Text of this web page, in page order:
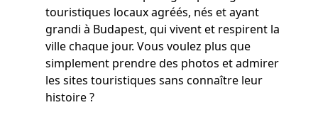
touristiques locaux agréés, nés et ayant
grandi à Budapest, qui vivent et respirent la
ville chaque jour. Vous voulez plus que
simplement prendre des photos et admirer
les sites touristiques sans connaître leur
histoire ?